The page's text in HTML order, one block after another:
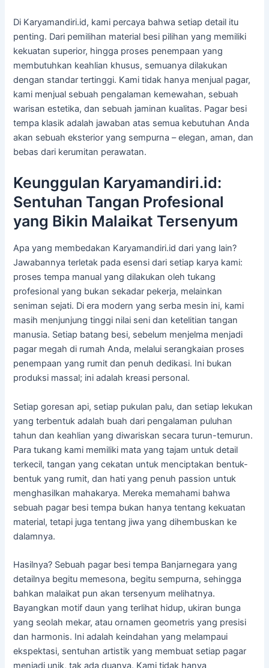
Di Karyamandiri.id, kami percaya bahwa setiap detail itu
penting. Dari pemilihan material besi pilihan yang memiliki
kekuatan superior, hingga proses penempaan yang
membutuhkan keahlian khusus, semuanya dilakukan
dengan standar tertinggi. Kami tidak hanya menjual pagar,
kami menjual sebuah pengalaman kemewahan, sebuah
warisan estetika, dan sebuah jaminan kualitas. Pagar besi
tempa klasik adalah jawaban atas semua kebutuhan Anda
akan sebuah eksterior yang sempurna – elegan, aman, dan
bebas dari kerumitan perawatan.
Keunggulan Karyamandiri.id:
Sentuhan Tangan Profesional
yang Bikin Malaikat Tersenyum
Apa yang membedakan Karyamandiri.id dari yang lain?
Jawabannya terletak pada esensi dari setiap karya kami:
proses tempa manual yang dilakukan oleh tukang
profesional yang bukan sekadar pekerja, melainkan
seniman sejati. Di era modern yang serba mesin ini, kami
masih menjunjung tinggi nilai seni dan ketelitian tangan
manusia. Setiap batang besi, sebelum menjelma menjadi
pagar megah di rumah Anda, melalui serangkaian proses
penempaan yang rumit dan penuh dedikasi. Ini bukan
produksi massal; ini adalah kreasi personal.
Setiap goresan api, setiap pukulan palu, dan setiap lekukan
yang terbentuk adalah buah dari pengalaman puluhan
tahun dan keahlian yang diwariskan secara turun-temurun.
Para tukang kami memiliki mata yang tajam untuk detail
terkecil, tangan yang cekatan untuk menciptakan bentuk-
bentuk yang rumit, dan hati yang penuh passion untuk
menghasilkan mahakarya. Mereka memahami bahwa
sebuah pagar besi tempa bukan hanya tentang kekuatan
material, tetapi juga tentang jiwa yang dihembuskan ke
dalamnya.
Hasilnya? Sebuah pagar besi tempa Banjarnegara yang
detailnya begitu memesona, begitu sempurna, sehingga
bahkan malaikat pun akan tersenyum melihatnya.
Bayangkan motif daun yang terlihat hidup, ukiran bunga
yang seolah mekar, atau ornamen geometris yang presisi
dan harmonis. Ini adalah keindahan yang melampaui
ekspektasi, sentuhan artistik yang membuat setiap pagar
menjadi unik, tak ada duanya. Kami tidak hanya